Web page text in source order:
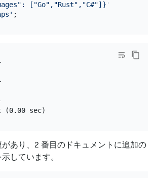
["Go","Rust","C#"]}'
あり、2 番目のドキュメントに追加の
しています。